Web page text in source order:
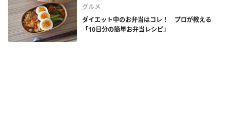
グルメ
ダイエット中のお弁当はコレ！ プロが教える
「10日分の簡単お弁当レシピ」